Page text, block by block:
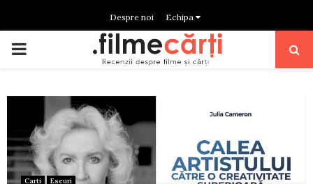
Despre noi Echipa
PRIMARY
Carti Eseuri